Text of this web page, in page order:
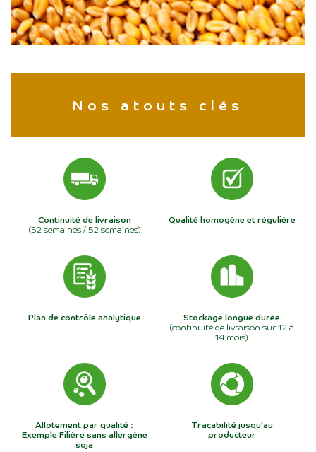
Nos atouts clés
Continuité de livraison
(52 semaines / 52 semaines)
Qualité homogène et régulière
Plan de contrôle analytique Stockage longue durée
(continuité de livraison sur 12 à
14 mois)
Allotement par qualité :
Exemple Filière sans allergène
soja
Traçabilité jusqu'au
producteur